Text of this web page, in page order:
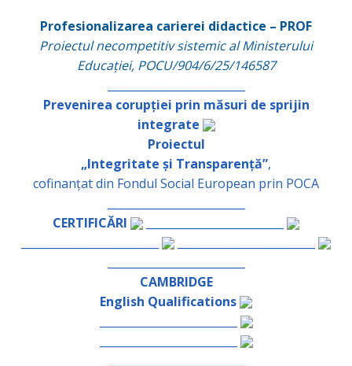
Profesionalizarea carierei didactice – PROF
Proiectul necompetitiv sistemic al Ministerului
Educației, POCU/904/6/25/146587
Prevenirea corupției prin măsuri de sprijin
integrate
Proiectul
„Integritate și Transparență”,
cofinanțat din Fondul Social European prin POCA
CERTIFICĂRI
CAMBRIDGE
English Qualifications